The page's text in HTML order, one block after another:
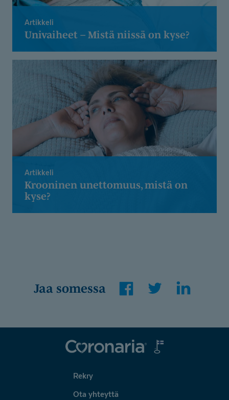
Artikkeli
Univaiheet – Mistä niissä on kyse?
Artikkeli
Krooninen unettomuus, mistä on
kyse?
Jaa somessa
Coronaria
Rekry
Ota yhteyttä